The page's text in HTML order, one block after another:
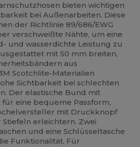
bieten wichtigen
bei Außenarbeiten. Diese
der Richtlinie 89/686/EWG
verschweißte Nähte, um eine
und wasserdichte Leistung zu
mit 50 mm breiten,
aus
Scotchlite-Materialien
Sichtbarkeit bei schlechten
Der elastische Bund mit
für eine bequeme Passform,
mit Druckknopf
erleichtern. Zwei
und eine Schlüsseltasche
Funktionalität. Für